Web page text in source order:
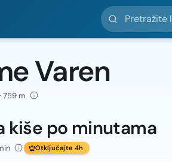
Pretražite lokacije
Varen
759 m
kiše po minutama
Otključajte 4h